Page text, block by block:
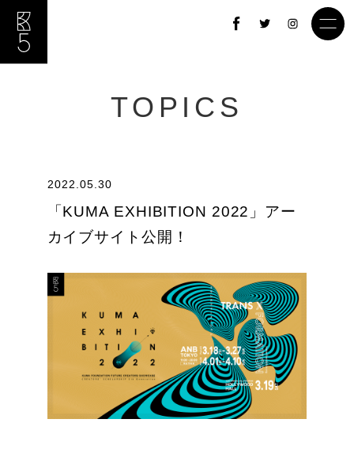
TOPICS
2022.05.30
「KUMA EXHIBITION 2022」アー
カイブサイト公開！